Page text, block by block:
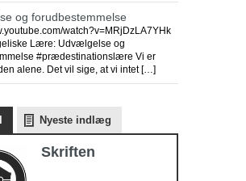
og forudbestemmelse
watch?v=MRjDzLA7YHk
Lære: Udvælgelse og
#prædestinationslære Vi er
alene. Det vil sige, at vi intet […]
Nyeste indlæg
Skriften